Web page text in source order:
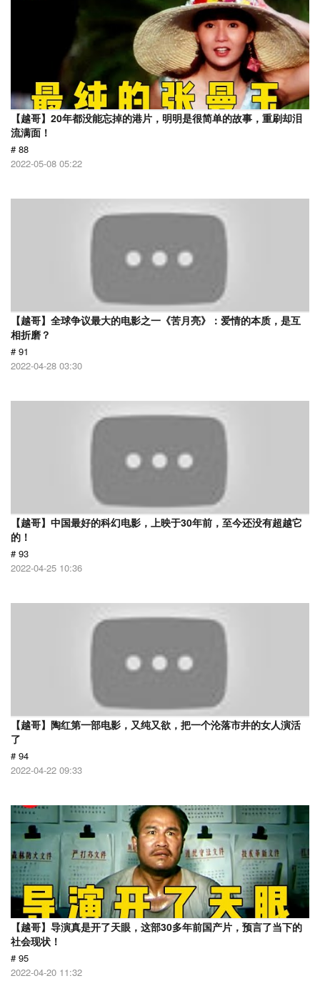
【越哥】20年都没能忘掉的港片，明明是很简单的故事，重刷却泪
流满面！
# 88
2022-05-08 05:22
【越哥】全球争议最大的电影之一《苦月亮》：爱情的本质，是互
相折磨？
# 91
2022-04-28 03:30
【越哥】中国最好的科幻电影，上映于30年前，至今还没有超越它
的！
# 93
2022-04-25 10:36
【越哥】陶红第一部电影，又纯又欲，把一个沦落市井的女人演活
了
# 94
2022-04-22 09:33
【越哥】导演真是开了天眼，这部30多年前国产片，预言了当下的
社会现状！
# 95
2022-04-20 11:32